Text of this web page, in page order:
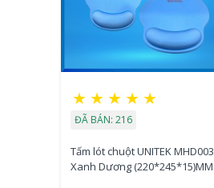
★ ★ ★ ★ ★
ĐÃ BÁN: 216
Tấm lót chuột UNITEK MHD003
Xanh Dương (220*245*15)MM